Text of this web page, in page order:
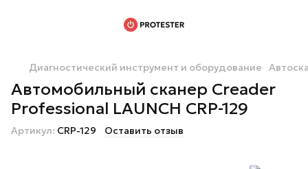
Диагностический инструмент и оборудование
Автомобильный сканер Creader
Professional LAUNCH CRP-129
Артикул: CRP-129 Оставить отзыв